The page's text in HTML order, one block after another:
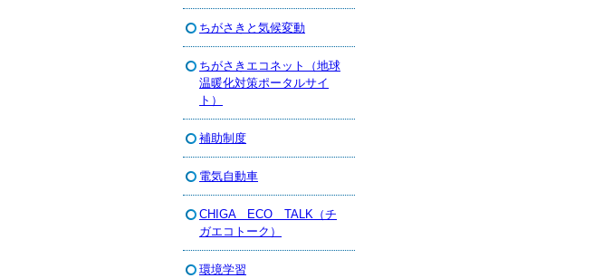
ちがさきと気候変動
ちがさきエコネット（地球
温暖化対策ポータルサイ
ト）
補助制度
電気自動車
CHIGA ECO TALK（チ
ガエコトーク）
環境学習